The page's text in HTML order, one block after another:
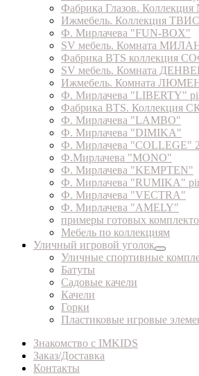
Фабрика Глазов. Коллекция
Ижмебель. Коллекция
Ф. Мирлачева "FUN-BOX"
SV мебель. Комната
Фабрика BTS коллекция
SV мебель. Комната
Ижмебель. Комната
Ф. Мирлачева "LIBERTY"
Фабрика BTS. Коллекция
Ф. Мирлачева "LAMBO"
Ф. Мирлачева "DIMIKA"
Ф. Мирлачева "COLLEGE"
Ф.Мирлачева "MONO"
Ф. Мирлачева "KEMPTEN"
Ф. Мирлачева "RUMIKA"
Ф. Мирлачева "VECTRA"
Ф. Мирлачева "AMELY"
примеры готовых
Мебель по коллекциям
Уличный игровой уголок
Уличные спортивные
Батуты
Садовые качели
Качели
Горки
Пластиковые игровые
Знакомство с IMKIDS
Заказ/Доставка
Контакты